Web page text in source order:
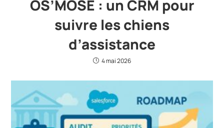
OS’MOSE : un CRM pour
suivre les chiens
d’assistance
4 mai 2026